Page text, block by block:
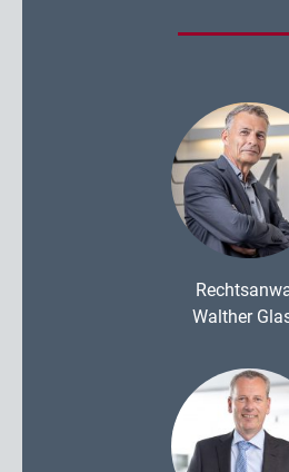
Walther